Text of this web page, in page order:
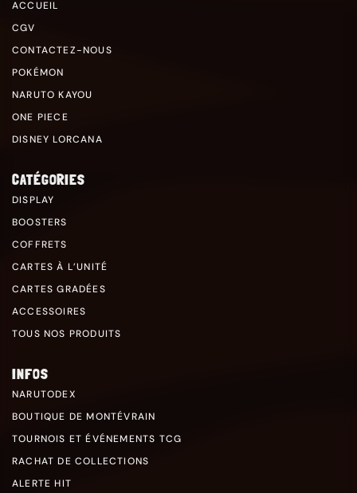
ACCUEIL
CGV
CONTACTEZ-NOUS
POKÉMON
NARUTO KAYOU
ONE PIECE
DISNEY LORCANA
CATÉGORIES
DISPLAY
BOOSTERS
COFFRETS
CARTES À L’UNITÉ
CARTES GRADÉES
ACCESSOIRES
TOUS NOS PRODUITS
INFOS
NARUTODEX
BOUTIQUE DE MONTÉVRAIN
TOURNOIS ET ÉVÉNEMENTS TCG
RACHAT DE COLLECTIONS
ALERTE HIT